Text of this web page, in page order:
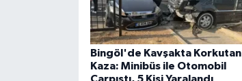
Bingöl'de Kavşakta Korkutan
Kaza: Minibüs ile Otomobil